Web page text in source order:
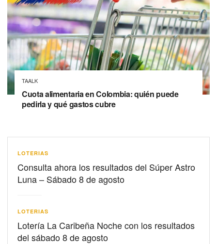
TAALK
Cuota alimentaria en Colombia: quién puede
pedirla y qué gastos cubre
LOTERIAS
Consulta ahora los resultados del Súper Astro
Luna – Sábado 8 de agosto
LOTERIAS
Lotería La Caribeña Noche con los resultados
del sábado 8 de agosto